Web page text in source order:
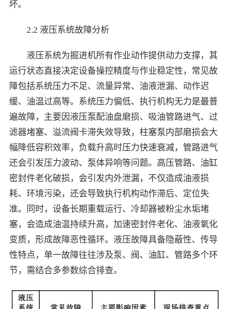
坏。
2.2 液压系统故障分析
液压系统为掘进机所有作业动作提供动力支撑，其
运行状态直接决定设备操控精度与作业稳定性，常见故
障包括系统压力不足、流量异常、油液泄漏、动作迟
缓、油温过高等。系统压力偏低、执行机构无力是最普
遍故障，主要因液压泵配油盘磨损、吸油管路进气、过
滤器堵塞、溢流阀卡滞失效导致，柱塞泵内部磨损会大
幅降低容积效率，负载升高时压力快速衰减，管路进气
还会引发压力波动、泵体异响等问题。高压管路、油缸
密封件老化破损，会引发内外泄漏，不仅造成油液损
耗、环境污染，还会导致执行机构动作滞后、定位失
准。同时，设备长期重载运行、冷却器被粉尘水垢堵
塞，会造成油温持续升高，加速密封件老化、油液氧化
变质，形成故障恶性循环。液压故障具备隐蔽性、传导
性特点，单一故障往往涉及泵、阀、油缸、管路多个环
节，需结合多参数综合排查。